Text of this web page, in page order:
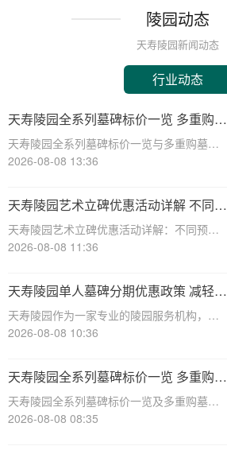
陵园动态
天寿陵园新闻动态
行业动态
天寿陵园全系列墓碑标价一览 多重购墓
优惠限时申领详解
天寿陵园全系列墓碑标价一览与多重购墓优
惠限时申领详解☎ 天寿陵园电话:400-838-
一直致力于为家属提供高品质、个性化的墓
碑产品和服务。为了满足不同客户的
2026-08-08 13:36
天寿陵园艺术立碑优惠活动详解 不同预
算专属让利方案详解
天寿陵园艺术立碑优惠活动详解：不同预算
专属让利方案详解☎ 天寿陵园电话:400-838-
者的深深敬意和对生者的美好回忆。为了更
好地满足不同家庭的祭奠需求，天
2026-08-08 11:36
天寿陵园单人墓碑分期优惠政策 减轻一
次性付款压力详解及具体方案
天寿陵园作为一家专业的陵园服务机构，深
知一次性支付墓碑费用对许多家庭来说可能
担，天寿陵园特别推出了单人墓碑分期优惠
政策。本文将详细介绍这一政策的背景、目
的、具体方
2026-08-08 10:36
天寿陵园全系列墓碑标价一览 多重购墓
优惠限时申领活动详解
天寿陵园全系列墓碑标价一览及多重购墓优
惠限时申领活动详解☎ 天寿陵园电话:400-
2026-08-08 08:35